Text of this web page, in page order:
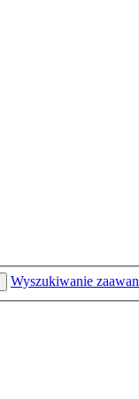
Wyszukiwanie